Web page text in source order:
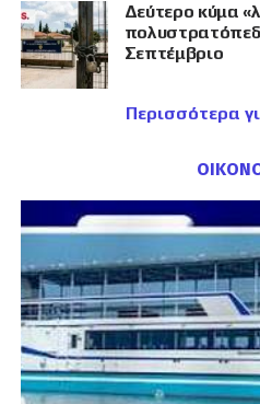
Δεύτερο κύμα
Σεπτέμβριο
Περισσότερα